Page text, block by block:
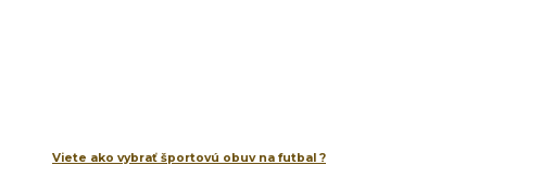
Viete ako vybrať športovú obuv na futbal ?